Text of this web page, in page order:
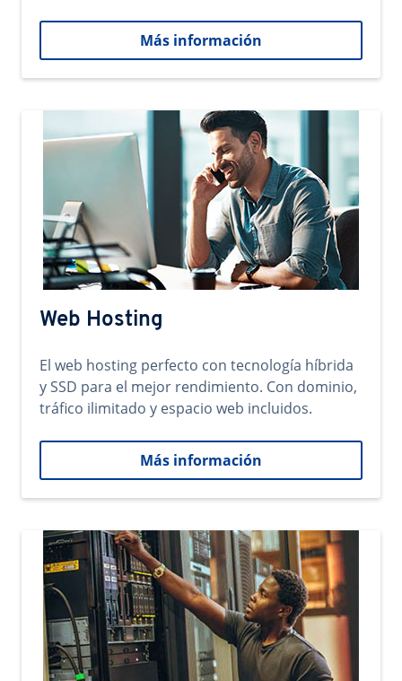
Más información
Web Hosting
El web hosting perfecto con tecnología híbrida
y SSD para el mejor rendimiento. Con dominio,
tráfico ilimitado y espacio web incluidos.
Más información